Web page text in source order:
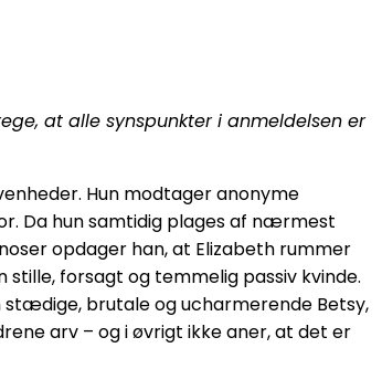
at alle synspunkter i anmeldelsen er
Hun modtager anonyme
Da hun samtidig plages af nærmest
opdager han, at Elizabeth rummer
forsagt og temmelig passiv kvinde.
brutale og ucharmerende Betsy,
arv – og i øvrigt ikke aner, at det er